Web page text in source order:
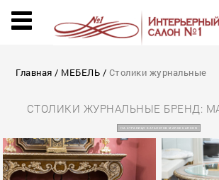
Главная / МЕБЕЛЬ / Столики журнальные
СТОЛИКИ ЖУРНАЛЬНЫЕ БРЕНД:
НА СТРАНИЦУ КАТАЛОГОВ MARGE CARSON